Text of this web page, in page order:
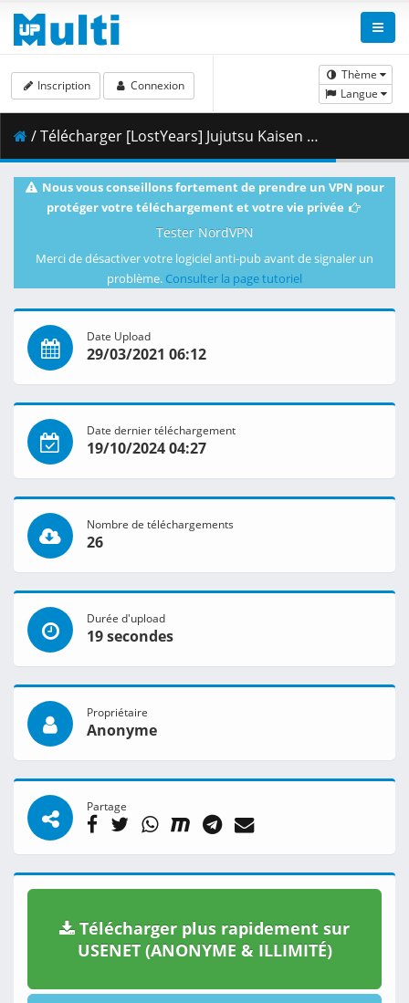
Thème
Langue
Inscription Connexion
/ Télécharger [LostYears] Jujutsu Kaisen - 13 (WEB 1080p x264 10-bit AAC) [EC283DBF].mkv.002 ( 479.12 MB )
Nous vous conseillons fortement de prendre un VPN pour
protéger votre téléchargement et votre vie privée
Tester NordVPN
Merci de désactiver votre logiciel anti-pub avant de signaler un
problème. Consulter la page tutoriel
Date Upload
29/03/2021 06:12
Date dernier téléchargement
19/10/2024 04:27
Nombre de téléchargements
26
Durée d'upload
19 secondes
Propriétaire
Anonyme
Partage
Télécharger plus rapidement sur
USENET (ANONYME & ILLIMITÉ)